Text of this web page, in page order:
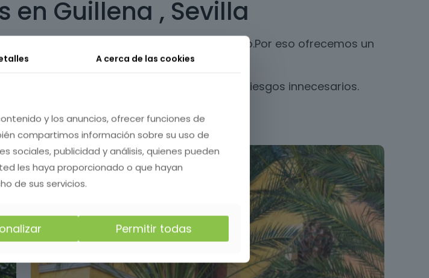
en Guillena , Sevilla
un trabajo de poda al menos una vez al año.Por eso ofrecemos un
respetando los ciclos naturales y evitando riesgos innecesarios.
Sevilla.
A cerca de las cookies
y los anuncios, ofrecer funciones de
compartimos información sobre su uso de
sociales, publicidad y análisis, quienes pueden
les haya proporcionado o que hayan
de sus servicios.
Permitir todas